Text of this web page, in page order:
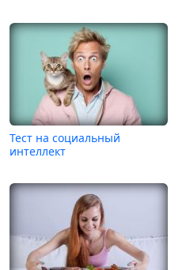
Тест на социальный
интеллект